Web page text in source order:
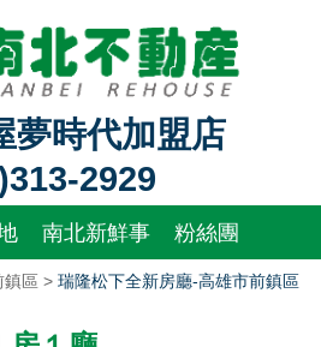
夢時代加盟店
2929
南北新鮮事 粉絲團
鎮區 >瑞隆松下全新房廳-高雄市前鎮區